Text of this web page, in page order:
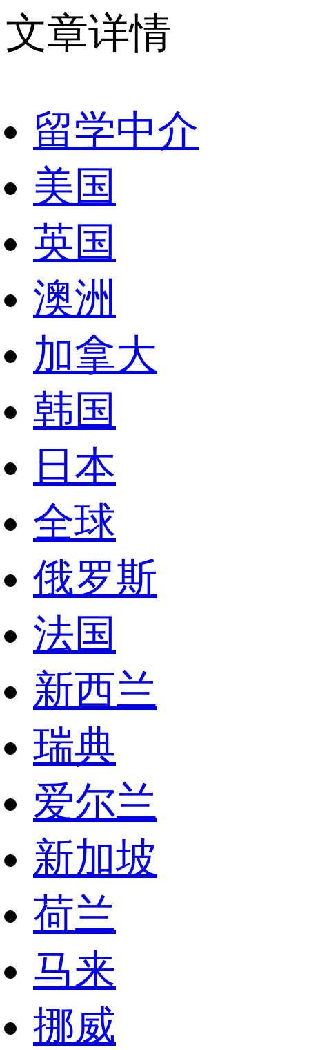
文章详情
留学中介
美国
英国
澳洲
加拿大
韩国
日本
全球
俄罗斯
法国
新西兰
瑞典
爱尔兰
新加坡
荷兰
马来
挪威